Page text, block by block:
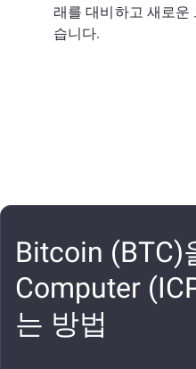
래를 대비하고 새로운
습니다.
Bitcoin (BTC)
Computer
는 방법